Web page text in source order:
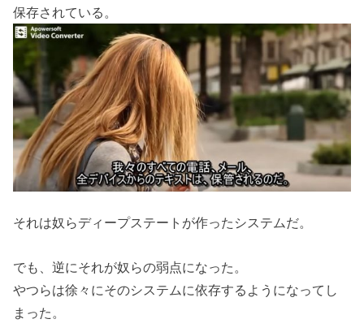
保存されている。
それは奴らディープステートが作ったシステムだ。
でも、逆にそれが奴らの弱点になった。
やつらは徐々にそのシステムに依存するようになってし
まった。